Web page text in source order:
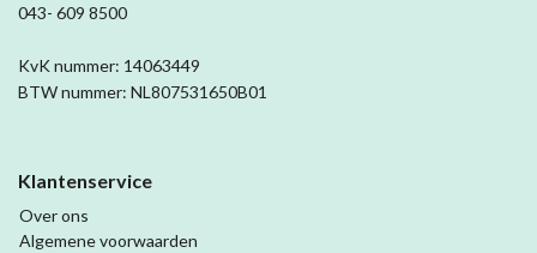
043- 609 8500
KvK nummer: 14063449
BTW nummer: NL807531650B01
Klantenservice
Over ons
Algemene voorwaarden